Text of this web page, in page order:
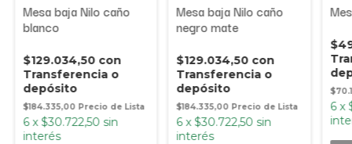
Mesa baja Nilo caño
blanco
$184.335,00
$129.034,50 con
Transferencia o
depósito
6 x $30.722,50 sin
interés
Mesa baja Nilo caño
negro mate
$184.335,00
$129.034,50 con
Transferencia o
depósito
6 x $30.722,50 sin
interés
6 x